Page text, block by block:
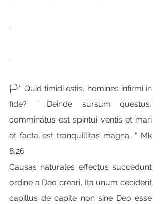
.
.
🏳'' Quid timidi estis, homines infirmi in
fide? ' Deinde sursum questus,
comminátus est spirítui ventis et mari
et facta est tranquillitas magna. " Mk
8,26
Causas naturales effectus succedunt
ordine a Deo creari. Ita unum ceciderit
capillus de capite non sine Deo esse